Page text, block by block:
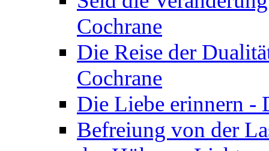
Cochrane
Die Reise der
Cochrane
Die Liebe erinnern -
Befreiung von der